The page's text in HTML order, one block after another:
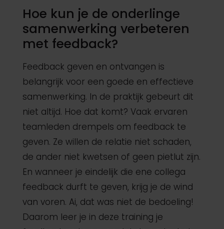
Hoe kun je de onderlinge
samenwerking verbeteren
met feedback?
Feedback geven en ontvangen is
belangrijk voor een goede en effectieve
samenwerking. In de praktijk gebeurt dit
niet altijd. Hoe dat komt? Vaak ervaren
teamleden drempels om feedback te
geven. Ze willen de relatie niet schaden,
de ander niet kwetsen of geen pietlut zijn.
En wanneer je eindelijk die ene collega
feedback durft te geven, krijg je de wind
van voren. Ai, dat was niet de bedoeling!
Daarom leer je in deze training je